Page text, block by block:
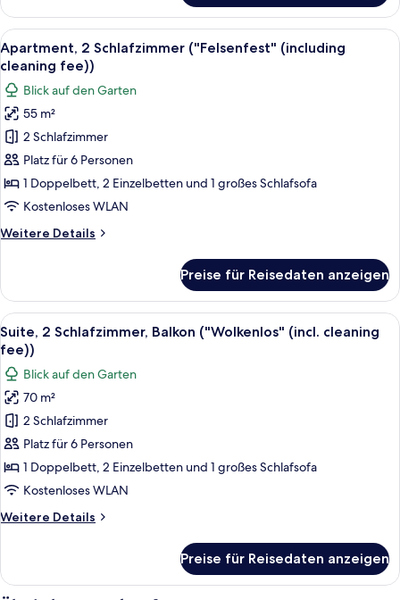
1
Schlafzimmer
("Schwindelfrei"
(incl.
cleaning
fee))
Alle
Fotos
für
Apartment,
2 Schlafzimmer
("Felsenfest"
(including
cleaning
fee))
Ein Grundriss der Wohnung
10
Apartment, 2 Schlafzimmer ("Felsenfest" (including
cleaning fee))
Blick auf den Garten
55 m²
2 Schlafzimmer
Platz für 6 Personen
1 Doppelbett, 2 Einzelbetten und 1 großes Schlafsofa
Kostenloses WLAN
Weitere Details
Weitere
2 Schlafzimmer
("Felsenfest"
(including
cleaning
fee))
Preise für Reisedaten anzeigen
Alle
Fotos
für
Suite,
2 Schlafzimmer,
Balkon
("Wolkenlos"
(incl.
cleaning
anzeigen
Ein Schlafzimmer mit einem
11
Suite, 2 Schlafzimmer, Balkon ("Wolkenlos" (incl. cleaning
fee))
Blick auf den Garten
70 m²
2 Schlafzimmer
Platz für 6 Personen
1 Doppelbett, 2 Einzelbetten und 1 großes Schlafsofa
Kostenloses WLAN
Weitere Details
Weitere
2 Schlafzimmer,
Balkon
Preise für Reisedaten anzeigen